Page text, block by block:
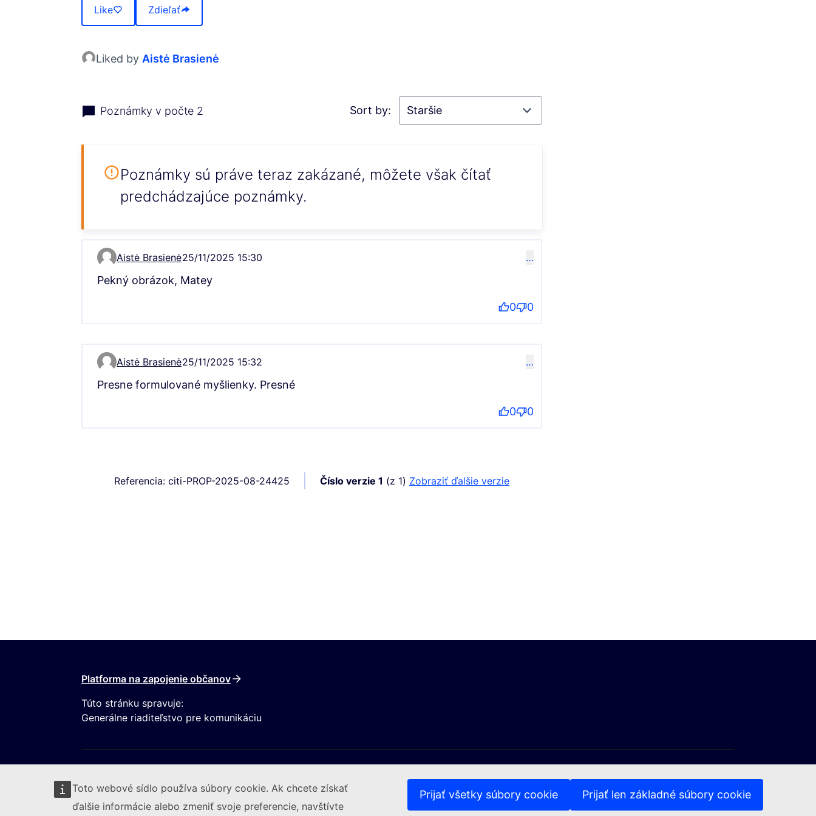
Toto webové sídlo používa súbory cookie. Ak chcete získať
ďalšie informácie alebo zmeniť svoje preferencie, navštívte
Prijať všetky súbory cookie Prijať len základné súbory cookie
Like Zdieľať
Liked by Aistė Brasienė
Poznámky v počte 2 Sort by:
Poznámky sú práve teraz zakázané, môžete však čítať
predchádzajúce poznámky.
Comment 17062
Aistė Brasienė25/11/2025 15:30 …
Pekný obrázok, Matey
0 0
Comment 17095
Aistė Brasienė25/11/2025 15:32 …
Presne formulované myšlienky. Presné
0 0
Referencia: citi-PROP-2025-08-24425 Číslo verzie 1 (z 1) zobraziť ďalšie verzie
Platforma na zapojenie občanov
Túto stránku spravuje:
Generálne riaditeľstvo pre komunikáciu